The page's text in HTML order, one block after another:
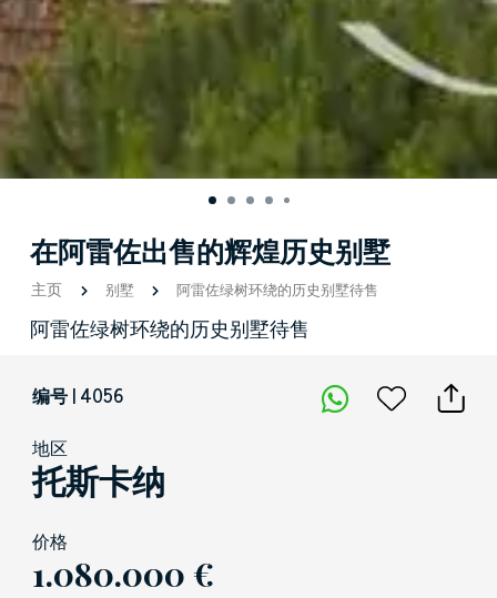
在阿雷佐出售的辉煌历史别墅
主页 别墅 阿雷佐绿树环绕的历史别墅待售
阿雷佐绿树环绕的历史别墅待售
编号 | 4056
地区
托斯卡纳
价格
1.080.000 €